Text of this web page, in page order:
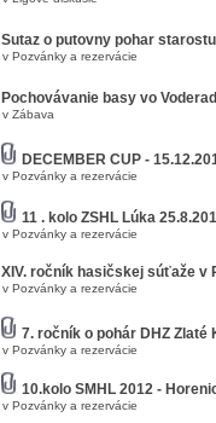
Sutaz o putovny pohar
v Pozvánky a rezervácie
Pochovávanie basy vo
v Zábava
DECEMBER CUP -
v Pozvánky a rezervácie
11 . kolo ZSHL Lúka
v Pozvánky a rezervácie
XIV. ročník hasičskej súťaže v
v Pozvánky a rezervácie
7. ročník o pohár DHZ Zlaté
v Pozvánky a rezervácie
10.kolo SMHL 2012 -
v Pozvánky a rezervácie